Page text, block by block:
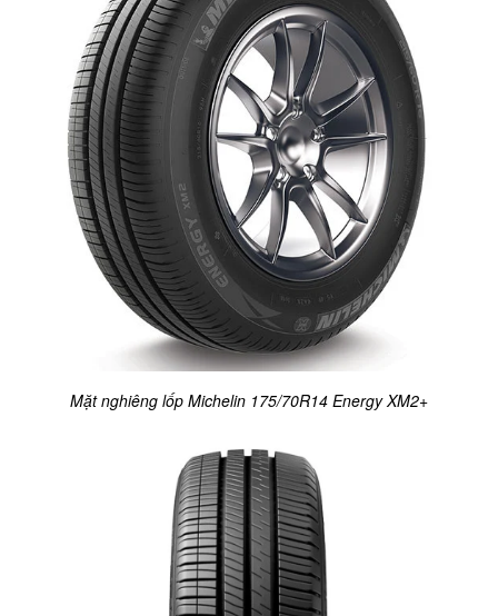
Mặt nghiêng lốp Michelin 175/70R14 Energy XM2+